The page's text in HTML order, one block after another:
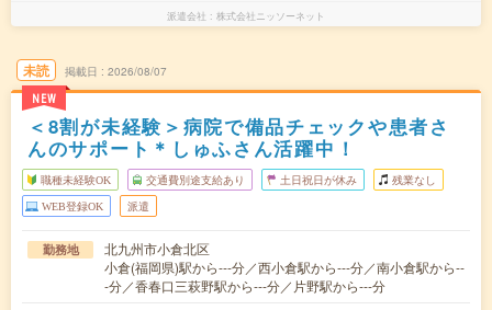
派遣会社 株式会社ニッソーネット
未読
NEW
掲載日 2026/08/07
＜8割が未経験＞病院で備品チェックや患者さ
んのサポート＊しゅふさん活躍中！
職種未経験OK 交通費別途支給あり 土日祝日が休み 残業なし
WEB登録OK 派遣
勤務地
北九州市小倉北区
小倉(福岡県)駅から---分／西小倉駅から---分／南小倉駅から--
-分／香春口三萩野駅から---分／片野駅から---分